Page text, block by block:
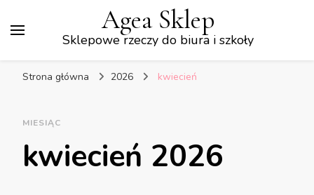
Agea Sklep
Sklepowe rzeczy do biura i szkoły
Strona główna 2026 kwiecień
MIESIĄC
kwiecień 2026